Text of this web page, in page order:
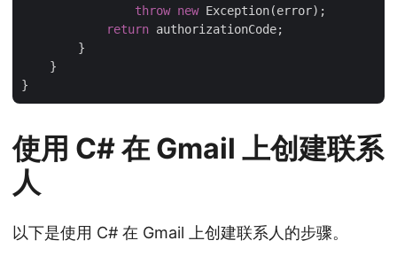
throw new Exception(error);
return authorizationCode;
        }
    }
使用 C# 在 Gmail 上创建联系
人
以下是使用 C# 在 Gmail 上创建联系人的步骤。